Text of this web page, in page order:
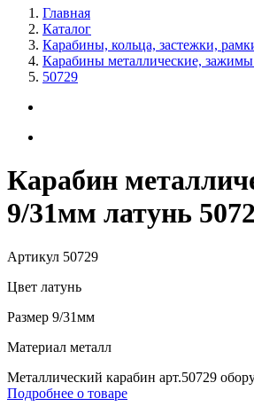
Главная
Каталог
Карабины, кольца, застежки,
Карабины металлические,
50729
Карабин
9/31мм латунь
Артикул 50729
Цвет латунь
Размер 9/31мм
Материал металл
Металлический карабин арт.50729
Подробнее о товаре